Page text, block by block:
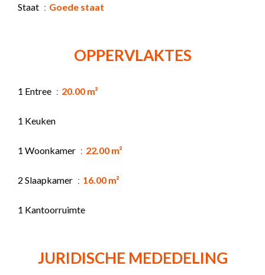
Staat Goede staat
OPPERVLAKTES
1 Entree 20.00 m²
1 Keuken
1 Woonkamer 22.00 m²
2 Slaapkamer 16.00 m²
1 Kantoorruimte
JURIDISCHE MEDEDELING